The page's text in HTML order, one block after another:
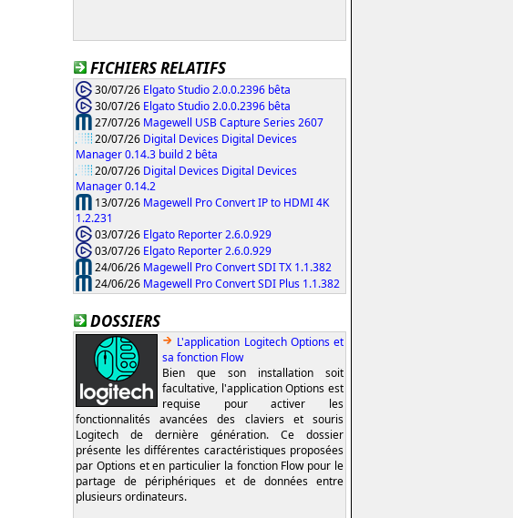
FICHIERS RELATIFS
30/07/26 Elgato Studio 2.0.0.2396 bêta
30/07/26 Elgato Studio 2.0.0.2396 bêta
27/07/26 Magewell USB Capture Series 2607
20/07/26 Digital Devices Digital Devices
Manager 0.14.3 build 2 bêta
20/07/26 Digital Devices Digital Devices
Manager 0.14.2
13/07/26 Magewell Pro Convert IP to HDMI 4K
1.2.231
03/07/26 Elgato Reporter 2.6.0.929
03/07/26 Elgato Reporter 2.6.0.929
24/06/26 Magewell Pro Convert SDI TX 1.1.382
24/06/26 Magewell Pro Convert SDI Plus 1.1.382
DOSSIERS
L'application Logitech Options et
sa fonction Flow
Bien que son installation soit
facultative, l'application Options est
requise pour activer les
fonctionnalités avancées des claviers et souris
Logitech de dernière génération. Ce dossier
présente les différentes caractéristiques proposées
par Options et en particulier la fonction Flow pour le
partage de périphériques et de données entre
plusieurs ordinateurs.